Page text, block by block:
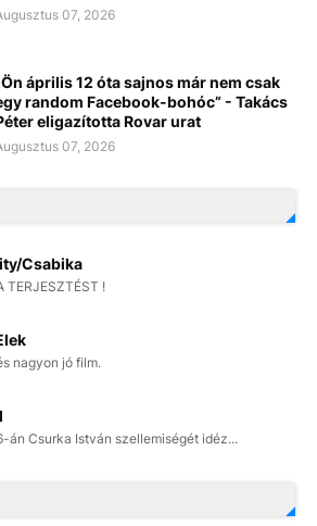
07, 2026
április 12 óta sajnos már nem csak
random Facebook-bohóc” - Takács
eligazította Rovar urat
07, 2026
Csabika
TERJESZTÉST !
nagyon jó film.
án Csurka István szellemiségét idéz...